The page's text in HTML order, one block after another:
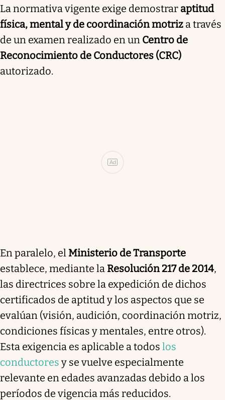
La normativa vigente exige demostrar aptitud
física, mental y de coordinación motriz a través
de un examen realizado en un Centro de
Reconocimiento de Conductores (CRC)
autorizado.
Ad
En paralelo, el Ministerio de Transporte
establece, mediante la Resolución 217 de 2014,
las directrices sobre la expedición de dichos
certificados de aptitud y los aspectos que se
evalúan (visión, audición, coordinación motriz,
condiciones físicas y mentales, entre otros).
Esta exigencia es aplicable a todos los
conductores y se vuelve especialmente
relevante en edades avanzadas debido a los
períodos de vigencia más reducidos.